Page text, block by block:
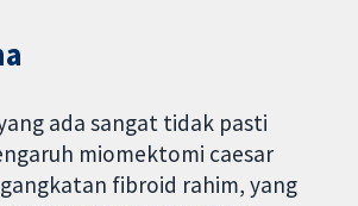
ada sangat tidak pasti
miomektomi caesar
fibroid rahim, yang